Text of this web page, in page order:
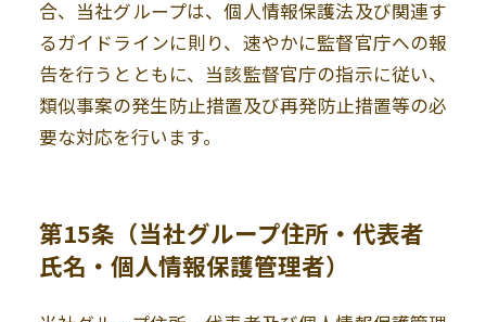
合、当社グループは、個人情報保護法及び関連す
るガイドラインに則り、速やかに監督官庁への報
告を行うとともに、当該監督官庁の指示に従い、
類似事案の発生防止措置及び再発防止措置等の必
要な対応を行います。
第15条（当社グループ住所・代表者
氏名・個人情報保護管理者）